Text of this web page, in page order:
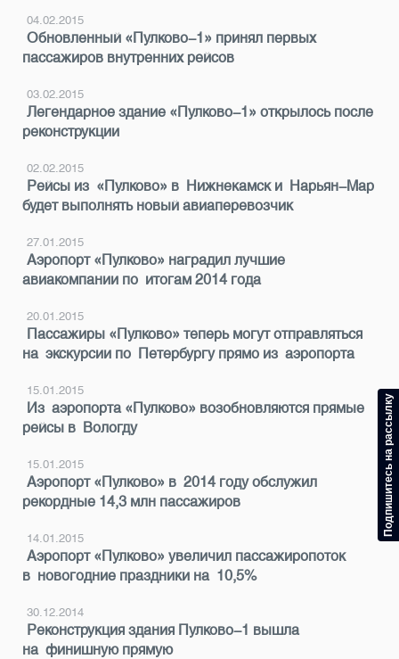
04.02.2015
Обновленный «Пулково-1» принял первых
пассажиров внутренних рейсов
03.02.2015
Легендарное здание «Пулково-1» открылось после
реконструкции
02.02.2015
Рейсы из «Пулково» в Нижнекамск и Нарьян-Мар
будет выполнять новый авиаперевозчик
27.01.2015
Аэропорт «Пулково» наградил лучшие
авиакомпании по итогам 2014 года
20.01.2015
Пассажиры «Пулково» теперь могут отправляться
на экскурсии по Петербургу прямо из аэропорта
15.01.2015
Из аэропорта «Пулково» возобновляются прямые
рейсы в Вологду
15.01.2015
Аэропорт «Пулково» в 2014 году обслужил
рекордные 14,3 млн пассажиров
14.01.2015
Аэропорт «Пулково» увеличил пассажиропоток
в новогодние праздники на 10,5%
30.12.2014
Реконструкция здания Пулково-1 вышла
на финишную прямую
Подпишитесь на рассылку